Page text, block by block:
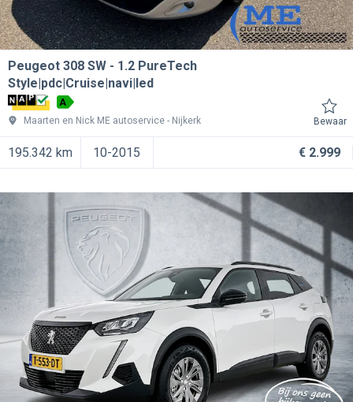
Peugeot 308 SW
1.2 PureTech
Style|pdc|Cruise|navi|led
A
Maarten en Nick ME autoservice
Nijkerk Bewaar
195.342 km 10-2015 € 2.999